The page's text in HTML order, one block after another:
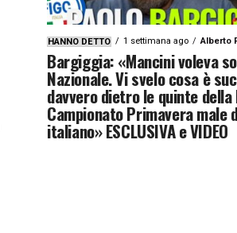
HANNO DETTO 1 settimana ago Alberto
Bargiggia: «Mancini voleva
Nazionale. Vi svelo cosa è
davvero dietro le quinte della
Campionato Primavera male
italiano» ESCLUSIVA e VIDEO